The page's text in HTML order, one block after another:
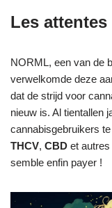
Les
NORML, een van de
verwelkomde deze
dat de strijd voor
nieuw is. Al tientallen
cannabisgebruikers
THCV, CBD et
semble enfin payer !